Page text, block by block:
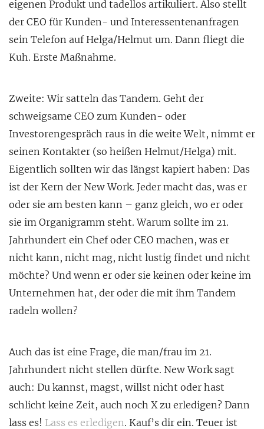
eigenen Produkt und tadellos artikuliert. Also stellt
der CEO für Kunden- und Interessentenanfragen
sein Telefon auf Helga/Helmut um. Dann fliegt die
Kuh. Erste Maßnahme.
Zweite: Wir satteln das Tandem. Geht der
schweigsame CEO zum Kunden- oder
Investorengespräch raus in die weite Welt, nimmt er
seinen Kontakter (so heißen Helmut/Helga) mit.
Eigentlich sollten wir das längst kapiert haben: Das
ist der Kern der New Work. Jeder macht das, was er
oder sie am besten kann – ganz gleich, wo er oder
sie im Organigramm steht. Warum sollte im 21.
Jahrhundert ein Chef oder CEO machen, was er
nicht kann, nicht mag, nicht lustig findet und nicht
möchte? Und wenn er oder sie keinen oder keine im
Unternehmen hat, der oder die mit ihm Tandem
radeln wollen?
Auch das ist eine Frage, die man/frau im 21.
Jahrhundert nicht stellen dürfte. New Work sagt
auch: Du kannst, magst, willst nicht oder hast
schlicht keine Zeit, auch noch X zu erledigen? Dann
lass es! Lass es erledigen. Kauf’s dir ein. Teuer ist